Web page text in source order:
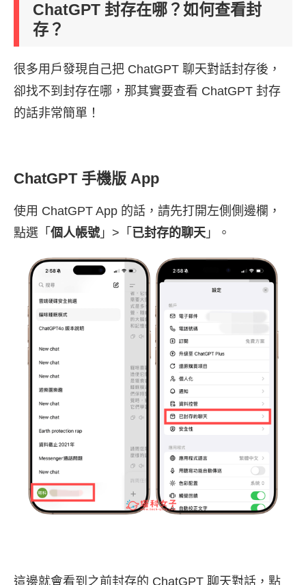
ChatGPT 封存在哪？如何查看封
存？
很多用戶發現自己把 ChatGPT 聊天對話封存後，
卻找不到封存在哪，那其實要查看 ChatGPT 封存
的話非常簡單！
ChatGPT 手機版 App
使用 ChatGPT App 的話，請先打開左側側邊欄，
點選「 個人帳號」>「 已封存的聊天 」。
這邊就會看到之前封存的 ChatGPT 聊天對話，點